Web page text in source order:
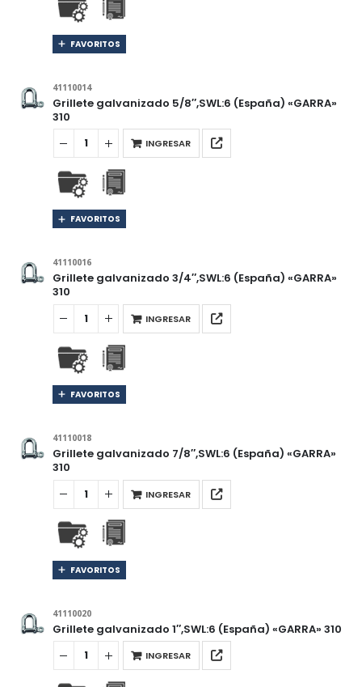
FAVORITOS
41110014
Grillete galvanizado 5/8″,SWL:6 (España) «GARRA»
310
INGRESAR
FAVORITOS
41110016
Grillete galvanizado 3/4″,SWL:6 (España) «GARRA»
310
INGRESAR
FAVORITOS
41110018
Grillete galvanizado 7/8″,SWL:6 (España) «GARRA»
310
INGRESAR
FAVORITOS
41110020
Grillete galvanizado 1″,SWL:6 (España) «GARRA» 310
INGRESAR